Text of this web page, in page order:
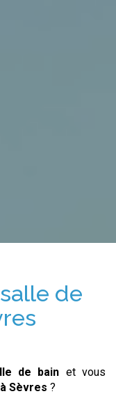
de
de bain et vous
à Sèvres ?